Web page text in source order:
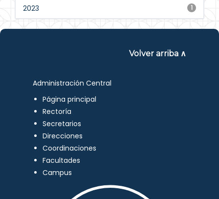
1
2023
Volver arriba ∧
Administración Central
Página principal
Rectoría
Secretarios
Direcciones
Coordinaciones
Facultades
Campus